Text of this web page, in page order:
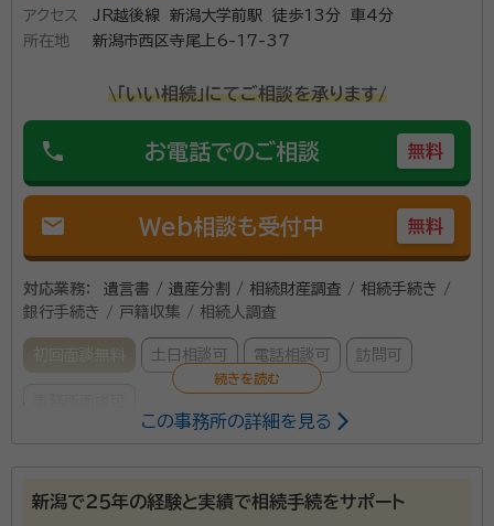
アクセス
JR越後線 新潟大学前駅 徒歩13分 車4分
所在地
新潟市西区寺尾上6-17-37
\「いい相続」にてご相談を承ります/
phone お電話でのご相談 無料
mail Web相談も受付中 無料
対応業務：
遺言書 / 遺産分割 / 相続財産調査 / 相続手続き /
銀行手続き / 戸籍収集 / 相続人調査
初回面談無料 土日相談可 電話相談可 訪問可
吉田 正義（よしだ まさよし） 行政書士
この事務所の詳細を見る
新潟で２５年の経験と実績で相続手続をサポート